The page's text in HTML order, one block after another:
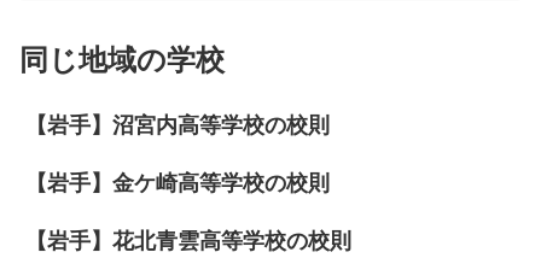
同じ地域の学校
【岩手】沼宮内高等学校の校則
【岩手】金ケ崎高等学校の校則
【岩手】花北青雲高等学校の校則